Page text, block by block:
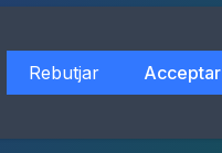
Rebutjar Acceptar